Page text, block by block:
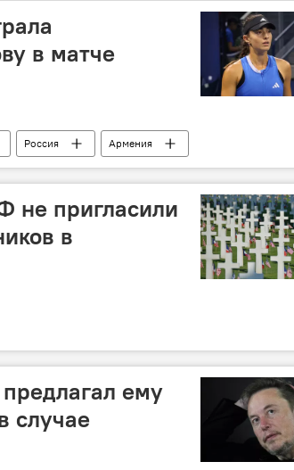
в матче
Россия
Армения
не пригласили
в
ему
случае